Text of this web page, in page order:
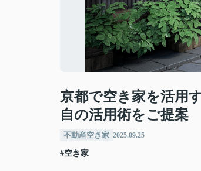
京都で空き家を活用
自の活用術をご提案
不動産空き家 2025.09.25
#空き家